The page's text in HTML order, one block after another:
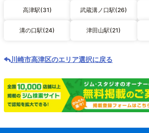
高津駅(31) 武蔵溝ノ口駅(26)
溝の口駅(24) 津田山駅(21)
川崎市高津区のエリア選択に戻る